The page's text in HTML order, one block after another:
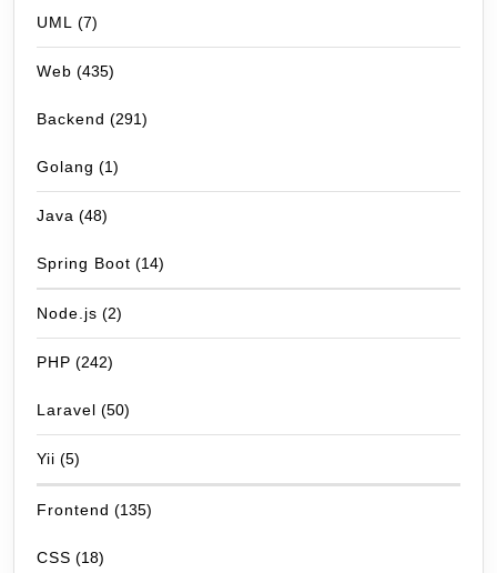
UML (7)
Web (435)
Backend (291)
Golang (1)
Java (48)
Spring Boot (14)
Node.js (2)
PHP (242)
Laravel (50)
Yii (5)
Frontend (135)
CSS (18)